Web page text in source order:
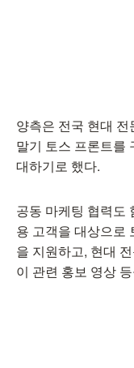
양측은 전국 현대
말기 토스 프론트를
대하기로 했다.
공동 마케팅 협력도
용 고객을 대상으로
을 지원하고, 현대
이 관련 홍보 영상